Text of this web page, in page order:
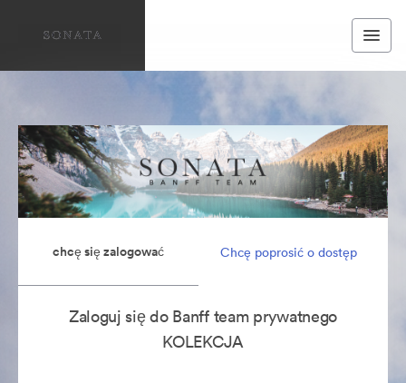
chcę się zalogować Chcę poprosić o dostęp
Zaloguj się do Banff team prywatnego
KOLEKCJA